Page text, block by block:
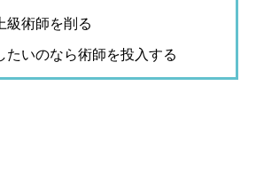
級術師を削る
たいのなら術師を投入する